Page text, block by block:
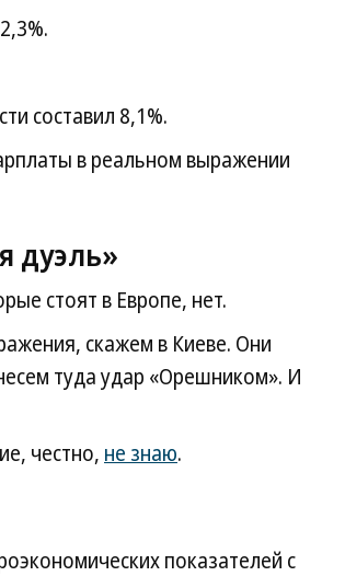
составил 8,1%.
в реальном выражении
дуэль»
стоят в Европе, нет.
скажем в Киеве. Они
туда удар «Орешником». И
честно, не знаю.
показателей с